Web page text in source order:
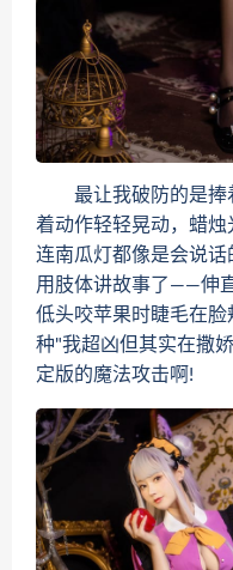
最让我破防的是捧
着动作轻轻晃动，蜡烛
连南瓜灯都像是会说
用肢体讲故事了——伸
低头咬苹果时睫毛在
种"我超凶但其实在撒
定版的魔法攻击啊!